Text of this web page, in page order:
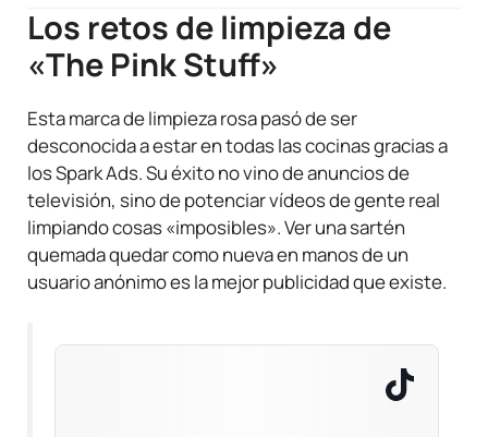
Los retos de limpieza de
«The Pink Stuff»
Esta marca de limpieza rosa pasó de ser
desconocida a estar en todas las cocinas gracias a
los Spark Ads. Su éxito no vino de anuncios de
televisión, sino de potenciar vídeos de gente real
limpiando cosas «imposibles». Ver una sartén
quemada quedar como nueva en manos de un
usuario anónimo es la mejor publicidad que existe.